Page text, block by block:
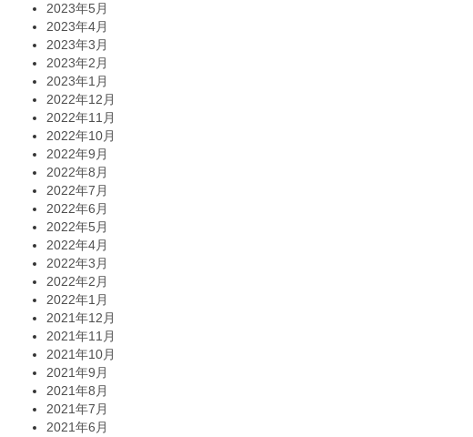
2023年5月
2023年4月
2023年3月
2023年2月
2023年1月
2022年12月
2022年11月
2022年10月
2022年9月
2022年8月
2022年7月
2022年6月
2022年5月
2022年4月
2022年3月
2022年2月
2022年1月
2021年12月
2021年11月
2021年10月
2021年9月
2021年8月
2021年7月
2021年6月